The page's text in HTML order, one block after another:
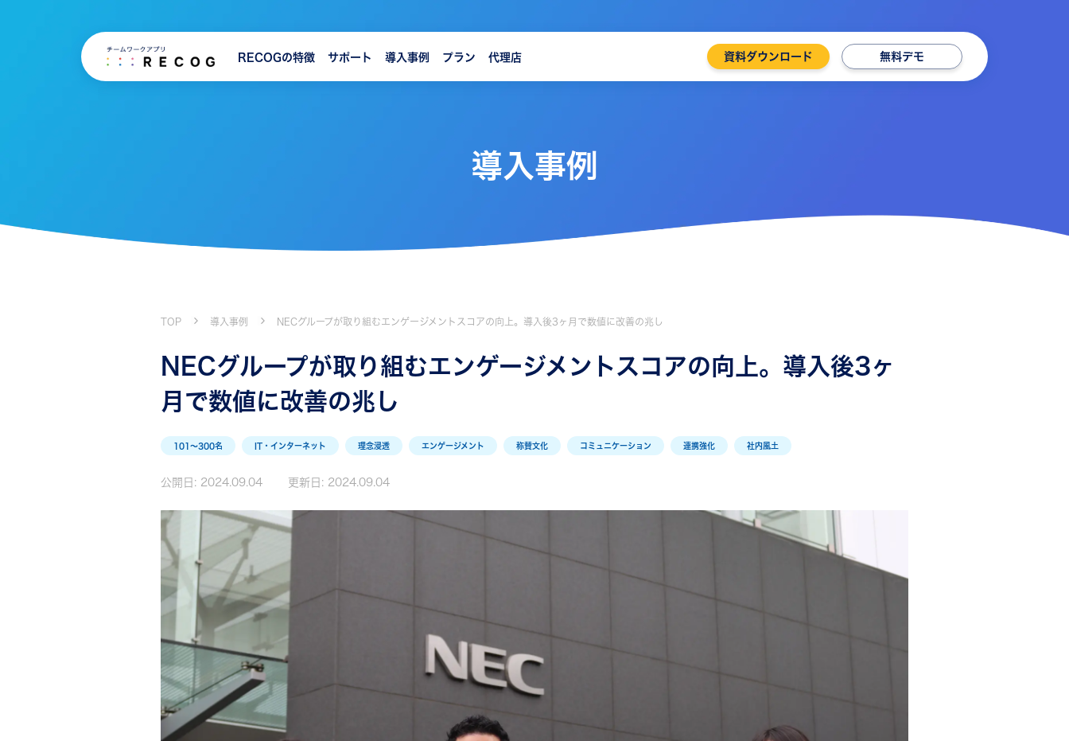
RECOGの特徴 サポート 導入事例 プラン 代理店 資料ダウンロード 無料デモ
導入事例
TOP 導入事例 NECグループが取り組むエンゲージメントスコアの向上。導入後3ヶ月で数値に改善の兆し
NECグループが取り組むエンゲージメントスコアの向上。導入後3ヶ
月で数値に改善の兆し
101〜300名 IT・インターネット 理念浸透 エンゲージメント 称賛文化 コミュニケーション 連携強化 社内風土
公開日: 2024.09.04 更新日: 2024.09.04